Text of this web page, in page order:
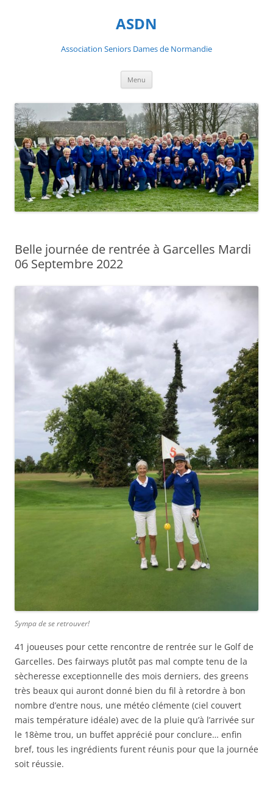
ASDN
Association Seniors Dames de Normandie
Menu
Belle journée de rentrée à Garcelles Mardi
06 Septembre 2022
Sympa de se retrouver!
41 joueuses pour cette rencontre de rentrée sur le Golf de
Garcelles. Des fairways plutôt pas mal compte tenu de la
sècheresse exceptionnelle des mois derniers, des greens
très beaux qui auront donné bien du fil à retordre à bon
nombre d’entre nous, une météo clémente (ciel couvert
mais température idéale) avec de la pluie qu’à l’arrivée sur
le 18ème trou, un buffet apprécié pour conclure… enfin
bref, tous les ingrédients furent réunis pour que la journée
soit réussie.